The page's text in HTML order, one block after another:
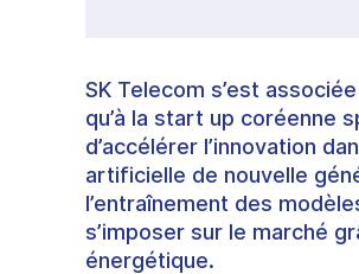
SK Telecom s’est
qu’à la start up coréenne
d’accélérer l’innovation
artificielle de nouvelle
l’entraînement des
s’imposer sur le marché
énergétique.